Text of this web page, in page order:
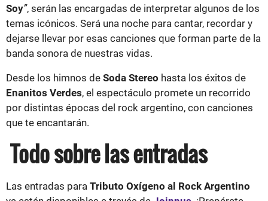
Soy”, serán las encargadas de interpretar algunos de los
temas icónicos. Será una noche para cantar, recordar y
dejarse llevar por esas canciones que forman parte de la
banda sonora de nuestras vidas.
Desde los himnos de Soda Stereo hasta los éxitos de
Enanitos Verdes, el espectáculo promete un recorrido
por distintas épocas del rock argentino, con canciones
que te encantarán.
Todo sobre las entradas
Las entradas para Tributo Oxígeno al Rock Argentino